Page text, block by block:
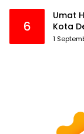
6
Umat
Kota
1